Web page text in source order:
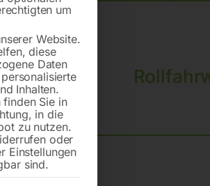
um
Website.
diese
Daten
Inhalten.
finden Sie in
in die
zu nutzen.
oder
Einstellungen
sind.